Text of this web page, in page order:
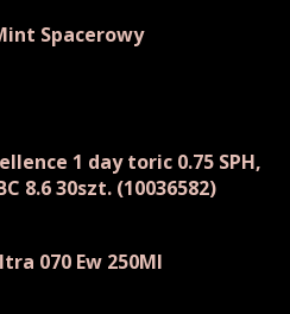
Spacerowy
1 day toric 0.75 SPH,
8.6 30szt. (10036582)
070 Ew 250Ml